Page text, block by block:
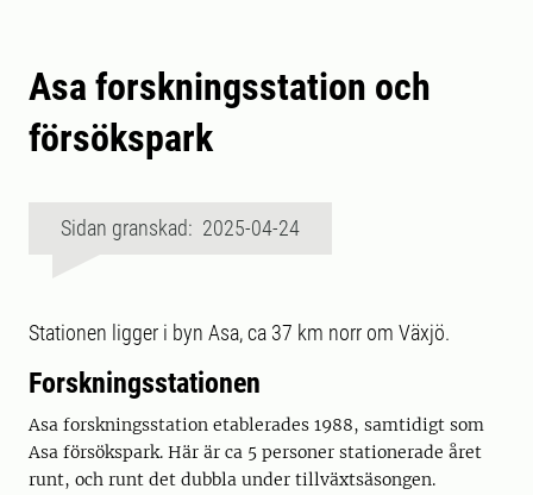
Asa forskningsstation och
försökspark
Sidan granskad: 2025-04-24
Stationen ligger i byn Asa, ca 37 km norr om Växjö.
Forskningsstationen
Asa forskningsstation etablerades 1988, samtidigt som
Asa försökspark. Här är ca 5 personer stationerade året
runt, och runt det dubbla under tillväxtsäsongen.